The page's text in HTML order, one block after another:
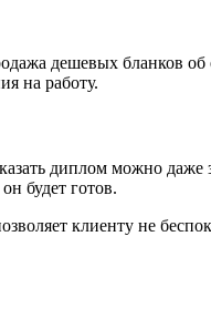
дешевых бланков
на работу.
диплом можно даже
будет готов.
клиенту не